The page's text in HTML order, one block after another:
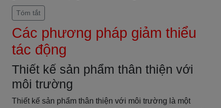
Tóm tắt
Các phương pháp giảm thiểu
tác động
Thiết kế sản phẩm thân thiện với
môi trường
Thiết kế sản phẩm thân thiện với môi trường là một